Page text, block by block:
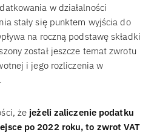
w działalności
stały się punktem wyjścia do
na roczną podstawę składki
został jeszcze temat zwrotu
i jego rozliczenia w
że jeżeli zaliczenie podatku
po 2022 roku, to zwrot VAT